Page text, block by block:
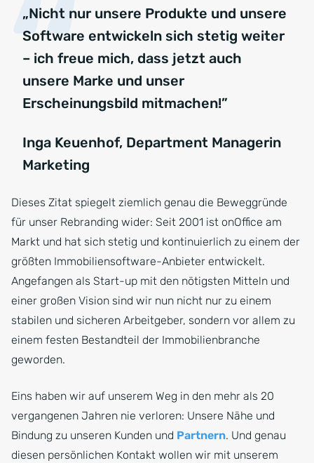
„Nicht nur unsere Produkte und unsere
Software entwickeln sich stetig weiter
– ich freue mich, dass jetzt auch
unsere Marke und unser
Erscheinungsbild mitmachen!”
Inga Keuenhof, Department Managerin
Marketing
Dieses Zitat spiegelt ziemlich genau die Beweggründe
für unser Rebranding wider: Seit 2001 ist onOffice am
Markt und hat sich stetig und kontinuierlich zu einem der
größten Immobiliensoftware-Anbieter entwickelt.
Angefangen als Start-up mit den nötigsten Mitteln und
einer großen Vision sind wir nun nicht nur zu einem
stabilen und sicheren Arbeitgeber, sondern vor allem zu
einem festen Bestandteil der Immobilienbranche
geworden.
Eins haben wir auf unserem Weg in den mehr als 20
vergangenen Jahren nie verloren: Unsere Nähe und
Bindung zu unseren Kunden und Partnern. Und genau
diesen persönlichen Kontakt wollen wir mit unserem